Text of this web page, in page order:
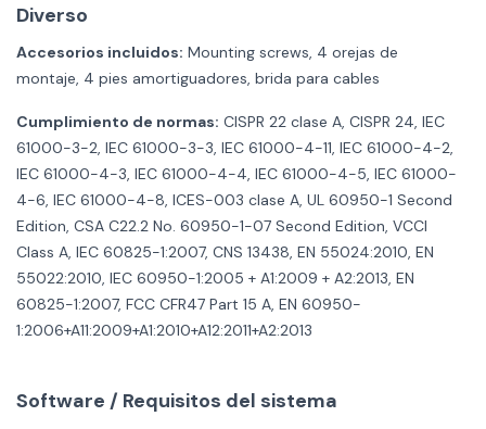
Diverso
Accesorios incluidos: Mounting screws, 4 orejas de
montaje, 4 pies amortiguadores, brida para cables
Cumplimiento de normas: CISPR 22 clase A, CISPR 24, IEC
61000-3-2, IEC 61000-3-3, IEC 61000-4-11, IEC 61000-4-2,
IEC 61000-4-3, IEC 61000-4-4, IEC 61000-4-5, IEC 61000-
4-6, IEC 61000-4-8, ICES-003 clase A, UL 60950-1 Second
Edition, CSA C22.2 No. 60950-1-07 Second Edition, VCCI
Class A, IEC 60825-1:2007, CNS 13438, EN 55024:2010, EN
55022:2010, IEC 60950-1:2005 + A1:2009 + A2:2013, EN
60825-1:2007, FCC CFR47 Part 15 A, EN 60950-
1:2006+A11:2009+A1:2010+A12:2011+A2:2013
Software / Requisitos del sistema